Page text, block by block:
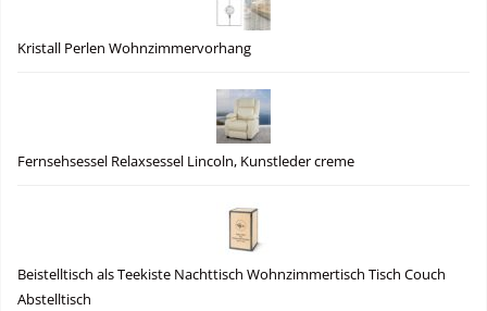
Kristall Perlen Wohnzimmervorhang
Fernsehsessel Relaxsessel Lincoln, Kunstleder creme
Beistelltisch als Teekiste Nachttisch Wohnzimmertisch Tisch Couch
Abstelltisch